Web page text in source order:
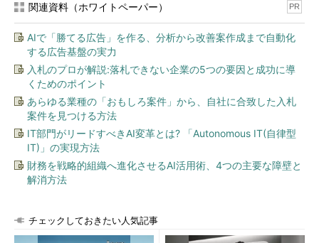
ユーザーはVision APIを使う場合と同様、後は学習結果をAPIと
して適用しさえすればいいことになる。
なお、Cloud AutoML Visionでは、2種類の機能を提供するとい
う。1つはシンプルな転移学習によって、「分単位で」パイロッ
Learning to learnと呼ばれる手法により、「1日以内」に「高精
度の」モデルを構築できる機能だ。
関連資料（ホワイトペーパー） PR
AIで「勝てる広告」を作る、分析から改善案作成まで自動化
する広告基盤の実力
入札のプロが解説:落札できない企業の5つの要因と成功に導
くためのポイント
あらゆる業種の「おもしろ案件」から、自社に合致した入札
案件を見つける方法
IT部門がリードすべきAI変革とは? 「Autonomous IT(自律型
IT)」の実現方法
財務を戦略的組織へ進化させるAI活用術、4つの主要な障壁と
解消方法
チェックしておきたい人気記事